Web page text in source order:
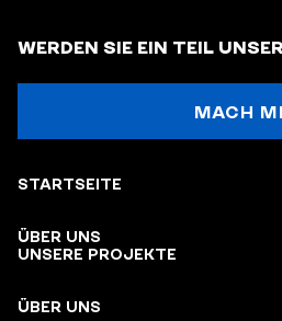
WERDEN SIE EIN TEIL
MACH
STARTSEITE
ÜBER UNS
UNSERE PROJEKTE
ÜBER UNS